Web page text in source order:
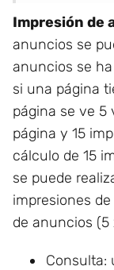
Impresión de
anuncios se
anuncios se
si una página
página se ve 5
página y 15
cálculo de 15
se puede
impresiones
de anuncios (5
Consulta: